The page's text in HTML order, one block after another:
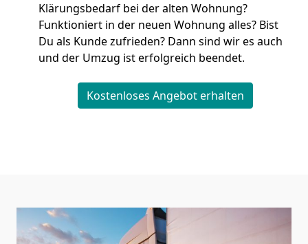
Klärungsbedarf bei der alten Wohnung?
Funktioniert in der neuen Wohnung alles? Bist
Du als Kunde zufrieden? Dann sind wir es auch
und der Umzug ist erfolgreich beendet.
Kostenloses Angebot erhalten